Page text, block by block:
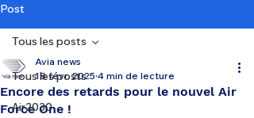
Post
Tous les posts
Air2030
Tous les posts
Encore des retards pour le nouvel Air
Force One !
Avia news
18 févr. 2025 4 min de lecture